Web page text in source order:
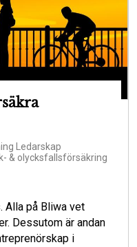
Ledarskap
& olycksfallsförsäkring
Alla på Bliwa vet
Dessutom är andan
i